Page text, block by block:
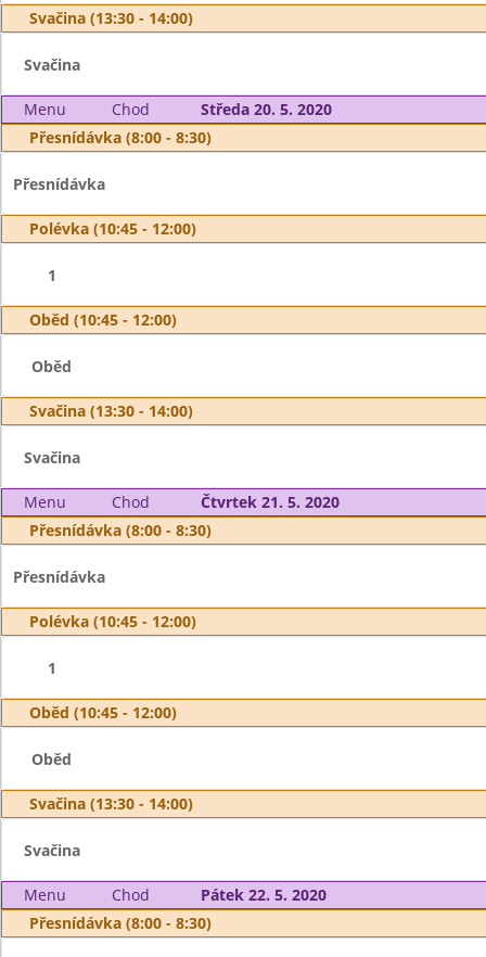
Svačina (13:30 - 14:00)
Svačina
Menu Chod
Středa 20. 5. 2020
Přesnídávka (8:00 - 8:30)
Přesnídávka
Polévka (10:45 - 12:00)
1
Oběd (10:45 - 12:00)
Oběd
Svačina (13:30 - 14:00)
Svačina
Menu Chod
Čtvrtek 21. 5. 2020
Přesnídávka (8:00 - 8:30)
Přesnídávka
Polévka (10:45 - 12:00)
1
Oběd (10:45 - 12:00)
Oběd
Svačina (13:30 - 14:00)
Svačina
Menu Chod
Pátek 22. 5. 2020
Přesnídávka (8:00 - 8:30)